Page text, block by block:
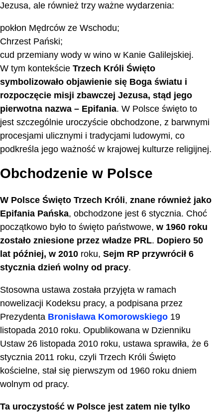
Jezusa, ale również trzy ważne wydarzenia:
pokłon Mędrców ze Wschodu;
Chrzest Pański;
cud przemiany wody w wino w Kanie Galilejskiej.
W tym kontekście Trzech Króli Święto
symbolizowało objawienie się Boga światu i
rozpoczęcie misji zbawczej Jezusa, stąd jego
pierwotna nazwa – Epifania. W Polsce święto to
jest szczególnie uroczyście obchodzone, z barwnymi
procesjami ulicznymi i tradycjami ludowymi, co
podkreśla jego ważność w krajowej kulturze religijnej.
Obchodzenie w Polsce
W Polsce Święto Trzech Króli, znane również jako
Epifania Pańska, obchodzone jest 6 stycznia. Choć
początkowo było to święto państwowe, w 1960 roku
zostało zniesione przez władze PRL. Dopiero 50
lat później, w 2010 roku, Sejm RP przywrócił 6
stycznia dzień wolny od pracy.
Stosowna ustawa została przyjęta w ramach
nowelizacji Kodeksu pracy, a podpisana przez
Prezydenta Bronisława Komorowskiego 19
listopada 2010 roku. Opublikowana w Dzienniku
Ustaw 26 listopada 2010 roku, ustawa sprawiła, że 6
stycznia 2011 roku, czyli Trzech Króli Święto
kościelne, stał się pierwszym od 1960 roku dniem
wolnym od pracy.
Ta uroczystość w Polsce jest zatem nie tylko